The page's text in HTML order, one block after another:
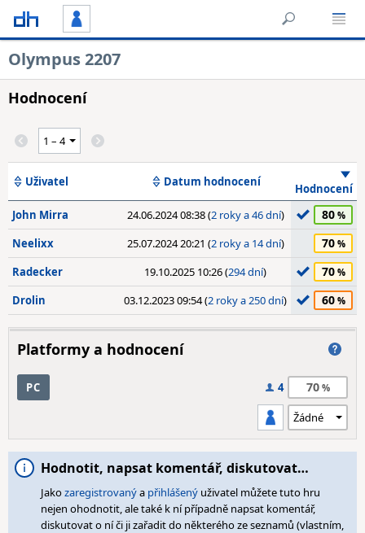
Olympus 2207
Hodnocení
Uživatel Datum hodnocení
Hodnocení
John Mirra
24.06.2024 08:38 (2 roky a 46 dní) 80
Neelixx 25.07.2024 20:21 (2 roky a 14 dní) 70
Radecker 19.10.2025 10:26 (294 dní) 70
Drolin 03.12.2023 09:54 (2 roky a 250 dní) 60
Platformy a hodnocení
PC 4 70
Hodnotit, napsat komentář, diskutovat…
Jakozaregistrovanýa přihlášený uživatel můžete tuto hru
nejen ohodnotit, ale také k ní případně napsat komentář,
diskutovat o ní či ji zařadit do některého ze seznamů (vlastním,